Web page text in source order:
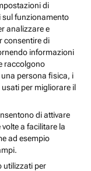
di
sul funzionamento
analizzare e
consentire di
informazioni
raccolgono
persona fisica, i
per migliorare il
di attivare
a facilitare la
ad esempio
utilizzati per